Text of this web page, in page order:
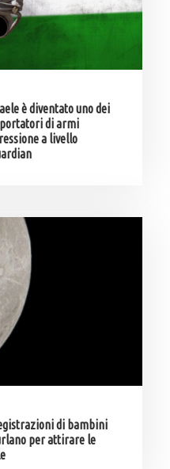
è diventato uno dei
di armi
a livello
di bambini
per attirare le